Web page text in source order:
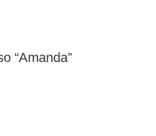
“Amanda”